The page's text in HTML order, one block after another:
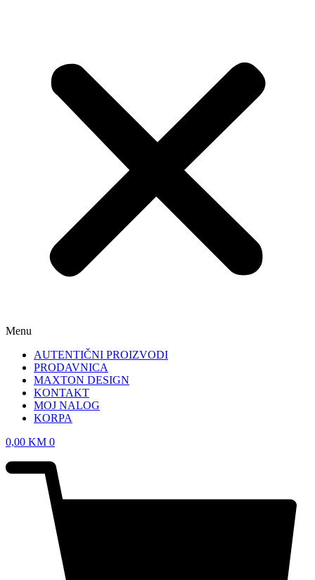
Menu
AUTENTIČNI PROIZVODI
PRODAVNICA
MAXTON DESIGN
KONTAKT
MOJ NALOG
KORPA
0,00 KM 0